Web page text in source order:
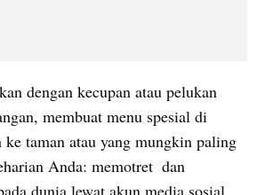
dengan kecupan atau pelukan
membuat menu spesial di
taman atau yang mungkin paling
Anda: memotret  dan
dunia lewat akun media sosial